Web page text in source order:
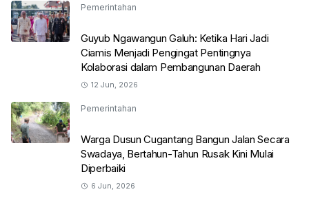
Pemerintahan
Guyub Ngawangun Galuh: Ketika Hari Jadi
Ciamis Menjadi Pengingat Pentingnya
Kolaborasi dalam Pembangunan Daerah
12 Jun, 2026
Pemerintahan
Warga Dusun Cugantang Bangun Jalan Secara
Swadaya, Bertahun-Tahun Rusak Kini Mulai
Diperbaiki
6 Jun, 2026